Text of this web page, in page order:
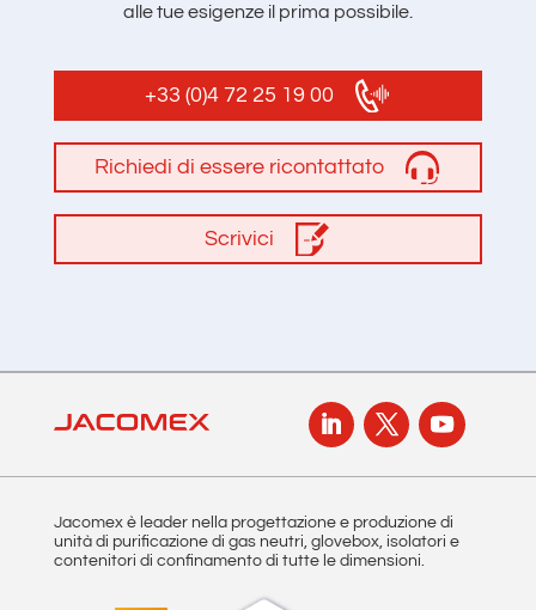
alle tue esigenze il prima possibile.
+33 (0)4 72 25 19 00
Richiedi di essere ricontattato
Scrivici
Jacomex è leader nella progettazione e produzione di
unità di purificazione di gas neutri, glovebox, isolatori e
contenitori di confinamento di tutte le dimensioni.